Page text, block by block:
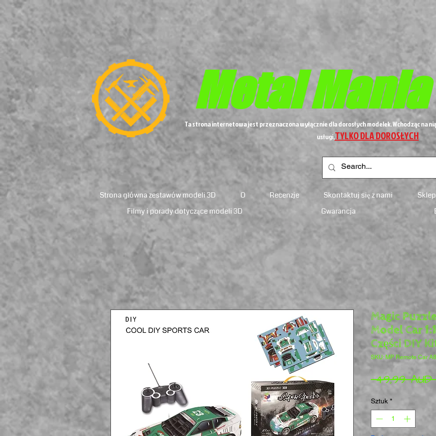
MetalMania
Ta strona internetowa jest przeznaczona wyłącznie dla dorosłych modelek. Wchodząc na
usługi,TYLKO DLA DOROSŁYCH
Strona główna zestawów modeli 3D O Recenzje Skontaktuj się z nami
Filmy i porady dotyczące modeli 3D
Gwarancja
Magic Puzzle
Model Car
Części DIY
SKU: MP Remote Car
49,99
Sztuk *